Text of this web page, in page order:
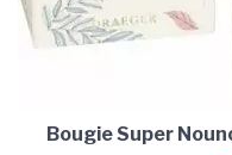
Bougie Super